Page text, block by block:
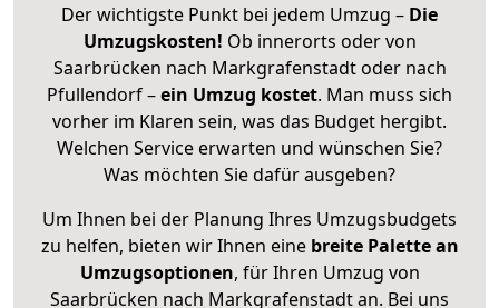
Der wichtigste Punkt bei jedem Umzug – Die
Umzugskosten! Ob innerorts oder von
Saarbrücken nach Markgrafenstadt oder nach
Pfullendorf –ein Umzug kostet. Man muss sich
vorher im Klaren sein, was das Budget hergibt.
Welchen Service erwarten und wünschen Sie?
Was möchten Sie dafür ausgeben?
Um Ihnen bei der Planung Ihres Umzugsbudgets
zu helfen, bieten wir Ihnen eine breite Palette an
Umzugsoptionen, für Ihren Umzug von
Saarbrücken nach Markgrafenstadt an. Bei uns